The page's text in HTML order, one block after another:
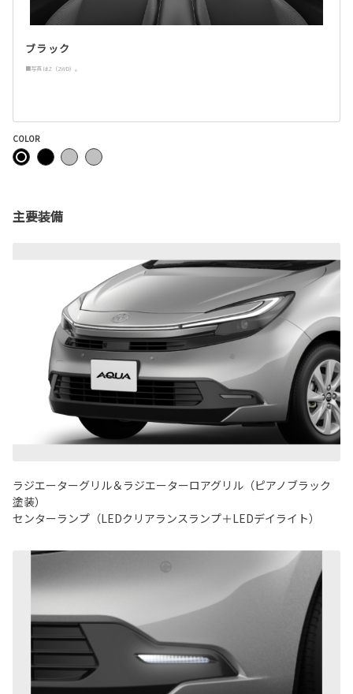
ブラック
■写真はZ（2WD）。
COLOR
主要装備
ラジエーターグリル＆ラジエーターロアグリル（ピアノブラック
塗装）
センターランプ（LEDクリアランスランプ＋LEDデイライト）